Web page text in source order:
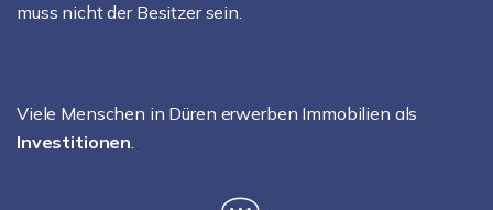
muss nicht der Besitzer sein.
Viele Menschen in Düren erwerben Immobilien als
Investitionen.